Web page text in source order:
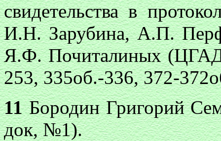
свидетельства в
И.Н. Зарубина, А.П.
Я.Ф. Почиталиных
253, 335об.-336, 372-
11Бородин Григорий
док, №1).